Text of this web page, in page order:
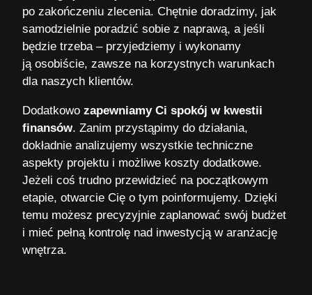
po zakończeniu zlecenia. Chętnie doradzimy, jak
samodzielnie poradzić sobie z naprawą, a jeśli
będzie trzeba – przyjedziemy i wykonamy
ją osobiście, zawsze na korzystnych warunkach
dla naszych klientów.
Dodatkowo zapewniamy Ci spokój w kwestii
finansów. Zanim przystąpimy do działania,
dokładnie analizujemy wszystkie techniczne
aspekty projektu i możliwe koszty dodatkowe.
Jeżeli coś trudno przewidzieć na początkowym
etapie, otwarcie Cię o tym poinformujemy. Dzięki
temu możesz precyzyjnie zaplanować swój budżet
i mieć pełną kontrolę nad inwestycją w aranżację
wnętrza.